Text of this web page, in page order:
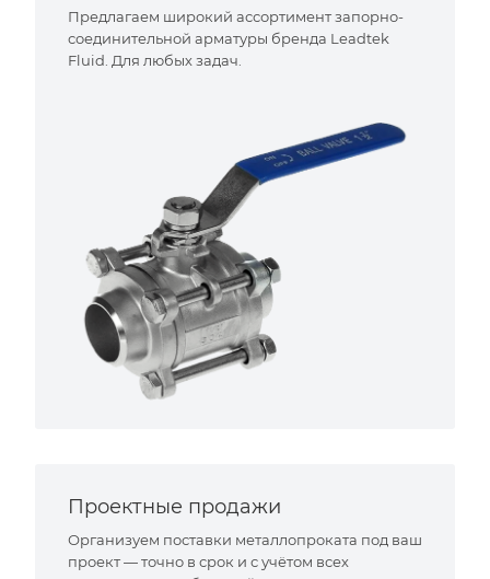
Предлагаем широкий ассортимент запорно-
соединительной арматуры бренда Leadtek
Fluid. Для любых задач.
Проектные продажи
Организуем поставки металлопроката под ваш
проект — точно в срок и с учётом всех